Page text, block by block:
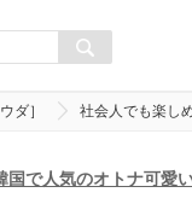
ダ］ 社会人でも楽し
で人気のオトナ可愛